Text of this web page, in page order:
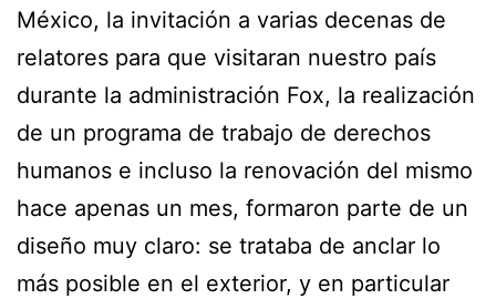
México, la invitación a varias decenas de
relatores para que visitaran nuestro país
durante la administración Fox, la realización
de un programa de trabajo de derechos
humanos e incluso la renovación del mismo
hace apenas un mes, formaron parte de un
diseño muy claro: se trataba de anclar lo
más posible en el exterior, y en particular